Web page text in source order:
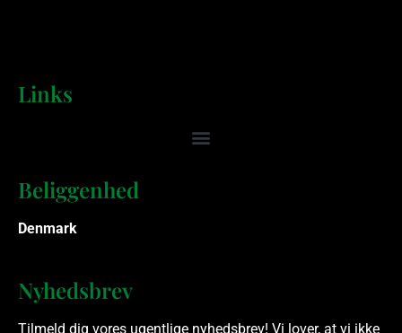
Links
Beliggenhed
Denmark
Nyhedsbrev
Tilmeld dig vores ugentlige nyhedsbrev! Vi lover, at vi ikke